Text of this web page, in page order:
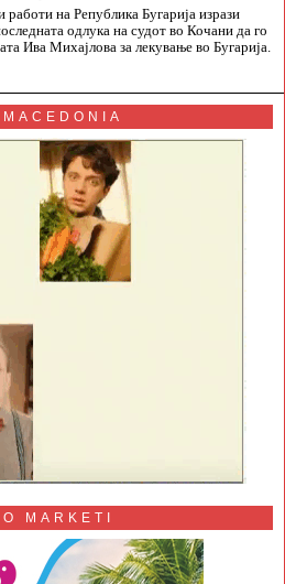
на Република Бугарија изрази
одлука на судот во Кочани да го
Ива Михајлова за лекување во Бугарија.
MARKETI